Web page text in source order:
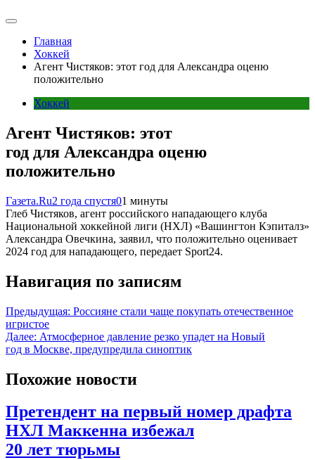
Главная
Хоккей
Агент Чистяков: этот год для Александра оценю
положительно
Хоккей
Агент Чистяков: этот
год для Александра оценю
положительно
Газета.Ru2 года спустя01 минуты
Глеб Чистяков, агент российского нападающего клуба
Национальной хоккейной лиги (НХЛ) «Вашингтон Кэпиталз»
Александра Овечкина, заявил, что положительно оценивает
2024 год для нападающего, передает Sport24.
Навигация по записям
Предыдущая: Россияне стали чаще покупать отечественное
игристое
Далее: Атмосферное давление резко упадет на Новый
год в Москве, предупредила синоптик
Похожие новости
Претендент на первый номер драфта
НХЛ Маккенна избежал
20 лет тюрьмы